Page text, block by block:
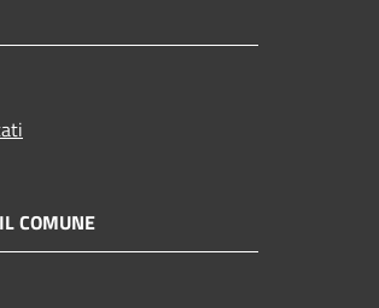
COMUNE